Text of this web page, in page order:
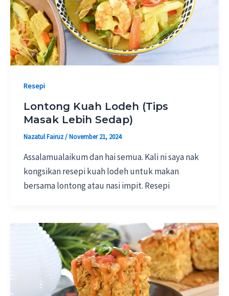
Resepi
Lontong Kuah Lodeh (Tips
Masak Lebih Sedap)
Nazatul Fairuz/November 21, 2024
Assalamualaikum dan hai semua. Kali ni saya nak
kongsikan resepi kuah lodeh untuk makan
bersama lontong atau nasi impit. Resepi